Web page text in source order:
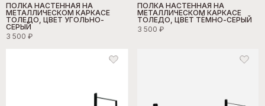
ПОЛКА НАСТЕННАЯ НА
МЕТАЛЛИЧЕСКОМ КАРКАСЕ
ТОЛЕДО, ЦВЕТ УГОЛЬНО-
СЕРЫЙ
3 500 ₽
ПОЛКА НАСТЕННАЯ НА
МЕТАЛЛИЧЕСКОМ КАРКАСЕ
ТОЛЕДО, ЦВЕТ ТЁМНО-СЕРЫЙ
3 500 ₽